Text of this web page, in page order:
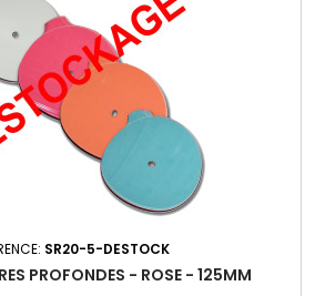
SR20-5-DESTOCK
PROFONDES - ROSE - 125MM